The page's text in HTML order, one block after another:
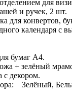
для
и ручек, 2 шт.
для конвертов,
календаря с
бумаг А4.
+ зелёный
с декором.
Зелёный,